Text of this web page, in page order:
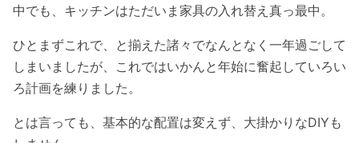
中でも、キッチンはただいま家具の入れ替え真っ最中。
ひとまずこれで、と揃えた諸々でなんとなく一年過ごして
しまいましたが、これではいかんと年始に奮起していろい
ろ計画を練りました。
とは言っても、基本的な配置は変えず、大掛かりなDIYも